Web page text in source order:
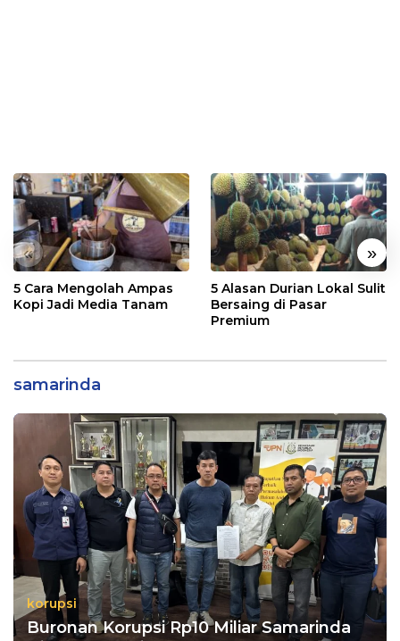
« »
5 Cara Mengolah Ampas
Kopi Jadi Media Tanam
5 Alasan Durian Lokal Sulit
Bersaing di Pasar
Premium
samarinda
korupsi
Buronan Korupsi Rp10 Miliar Samarinda